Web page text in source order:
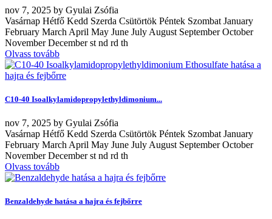
nov 7, 2025 by Gyulai Zsófia
Vasárnap Hétfő Kedd Szerda Csütörtök Péntek Szombat January
February March April May June July August September October
November December st nd rd th
Olvass tovább
C10-40 Isoalkylamidopropylethyldimonium...
nov 7, 2025 by Gyulai Zsófia
Vasárnap Hétfő Kedd Szerda Csütörtök Péntek Szombat January
February March April May June July August September October
November December st nd rd th
Olvass tovább
Benzaldehyde hatása a hajra és fejbőrre